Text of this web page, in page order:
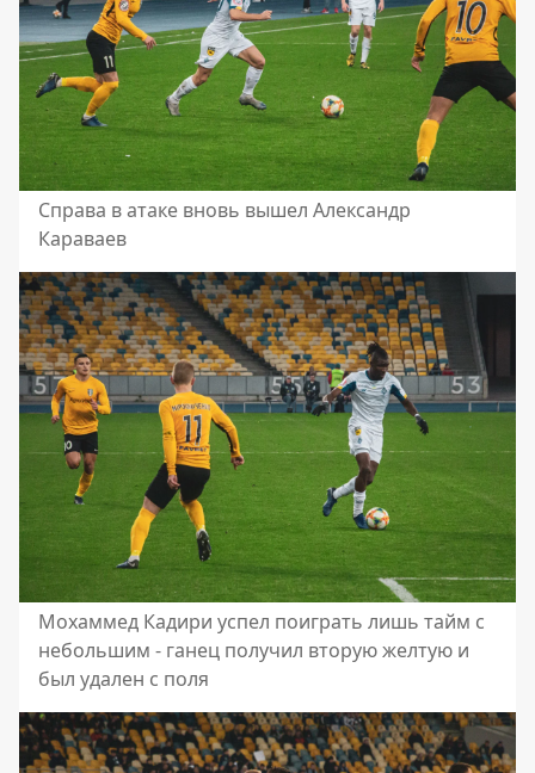
Справа в атаке вновь вышел Александр
Караваев
Мохаммед Кадири успел поиграть лишь тайм с
небольшим - ганец получил вторую желтую и
был удален с поля